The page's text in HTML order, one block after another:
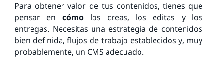
Para obtener valor de tus contenidos, tienes que
pensar en cómo los creas, los editas y los
entregas. Necesitas una estrategia de contenidos
bien definida, flujos de trabajo establecidos y, muy
probablemente, un CMS adecuado.